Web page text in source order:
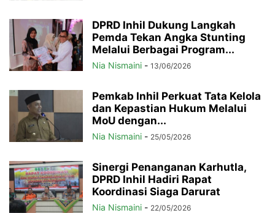
DPRD Inhil Dukung Langkah
Pemda Tekan Angka Stunting
Melalui Berbagai Program...
Nia Nismaini - 13/06/2026
Pemkab Inhil Perkuat Tata Kelola
dan Kepastian Hukum Melalui
MoU dengan...
Nia Nismaini - 25/05/2026
Sinergi Penanganan Karhutla,
DPRD Inhil Hadiri Rapat
Koordinasi Siaga Darurat
Nia Nismaini - 22/05/2026